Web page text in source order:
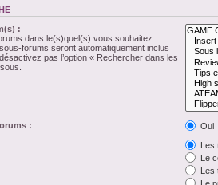
:
dans le(s)quel(s) vous souhaitez
forums seront automatiquement inclus
pas l’option « Rechercher dans les
:
Oui
Les
Le
Les
Le